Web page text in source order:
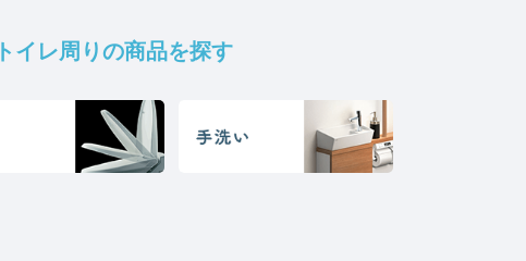
トイレ周りの商品を探す